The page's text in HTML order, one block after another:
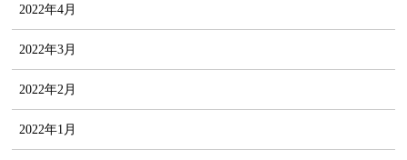
2022年4月
2022年3月
2022年2月
2022年1月